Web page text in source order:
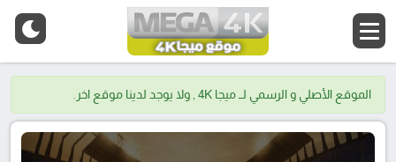
الموقع الأصلي و الرسمي لــ ميجا 4K , ولا يوجد لدينا موقع اخر.